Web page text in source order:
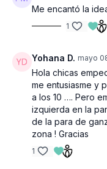
Me encantó la
1
Yohana D. mayo
Hola chicas
me entusiasme y
a los 10 …. Pero
izquierda en la
de la para de
zona ! Gracias
1